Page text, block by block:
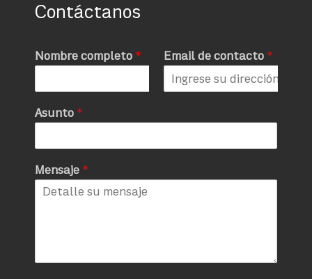
Contáctanos
Nombre completo * Email de contacto *
Asunto *
Mensaje *